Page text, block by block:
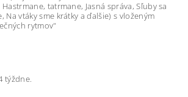
tatrmane, Jasná správa, Sľuby sa
Na vtáky sme krátky a ďalšie) s vloženým
rytmov"
týždne.